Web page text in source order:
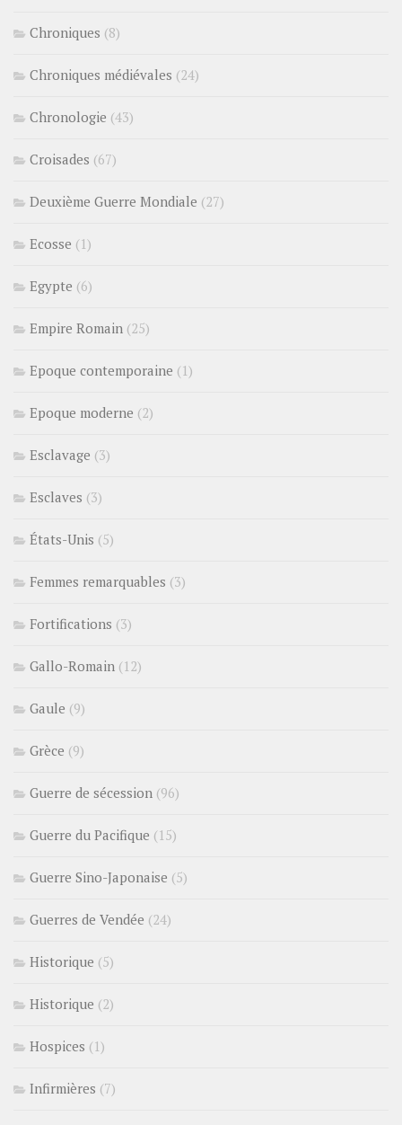
Chroniques (8)
Chroniques médiévales (24)
Chronologie (43)
Croisades (67)
Deuxième Guerre Mondiale (27)
Ecosse (1)
Egypte (6)
Empire Romain (25)
Epoque contemporaine (1)
Epoque moderne (2)
Esclavage (3)
Esclaves (3)
États-Unis (5)
Femmes remarquables (3)
Fortifications (3)
Gallo-Romain (12)
Gaule (9)
Grèce (9)
Guerre de sécession (96)
Guerre du Pacifique (15)
Guerre Sino-Japonaise (5)
Guerres de Vendée (24)
Historique (5)
Historique (2)
Hospices (1)
Infirmières (7)